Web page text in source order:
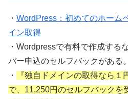
・ WordPress：初めてのホー
イン取得
・Wordpressで有料で作成する
バー申込のセルフバックがある。
・
『独自ドメインの取得なら１
で、11,250円のセルフバックを